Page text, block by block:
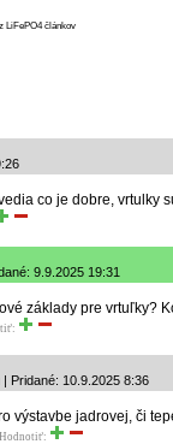
LiFePO4 článkov
co je dobre, vrtulky
9.9.2025 19:31
základy pre vrtuľky?
Pridané: 10.9.2025 8:36
výstavbe jadrovej, či
Hodnotiť: